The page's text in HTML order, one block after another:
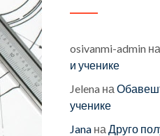
osivanmi-admin на
и ученике
Jelena на
ученике
Jana на Друго